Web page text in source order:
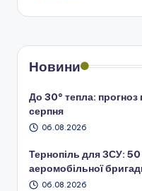
Новини
До 30° тепла: прогноз
серпня
06.08.2026
Тернопіль для ЗСУ: 50
аеромобільної
06.08.2026